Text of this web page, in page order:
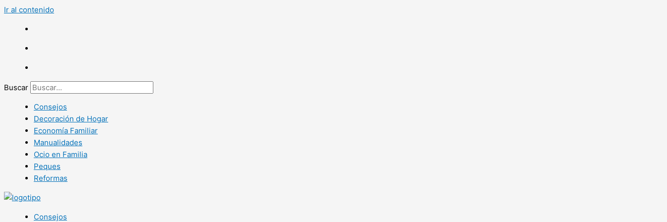
Ir al contenido
Buscar
Consejos
Decoración de Hogar
Economía Familiar
Manualidades
Ocio en Familia
Peques
Reformas
Consejos